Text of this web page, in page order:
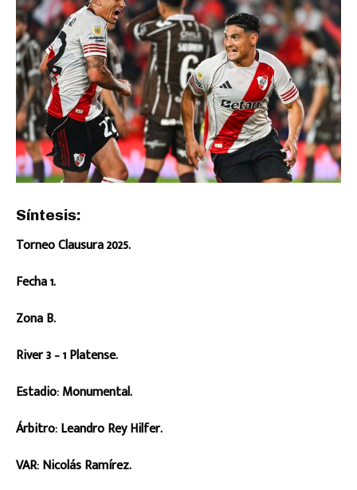
Síntesis:
Torneo Clausura 2025.
Fecha 1.
Zona B.
River 3 – 1 Platense.
Estadio: Monumental.
Árbitro: Leandro Rey Hilfer.
VAR: Nicolás Ramírez.